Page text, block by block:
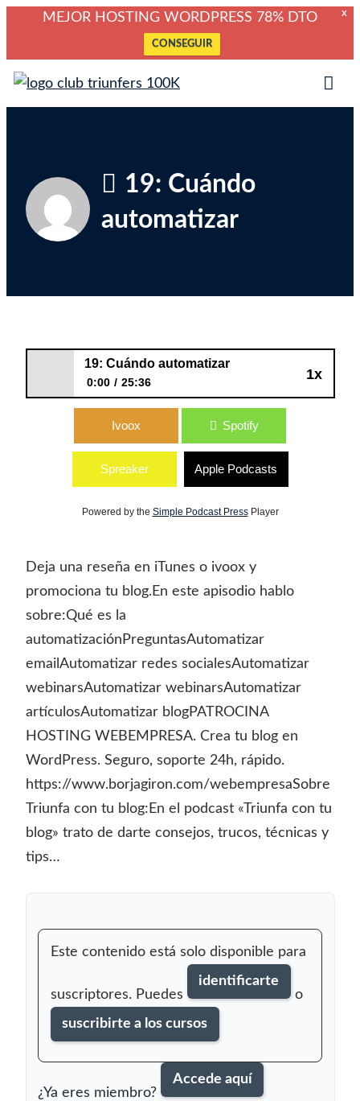
X
MEJOR HOSTING WORDPRESS 78% DTO
CONSEGUIR
Saltar
Club Triunfers
Club de Emprendedores Online
19: Cuándo
automatizar
1x
19: Cuándo automatizar
0:00 25:36
19: Cuándo automatizar
Ivoox Spotify
Spreaker Apple Podcasts
Powered by the Simple Podcast PressPlayer
Deja una reseña en iTunes o ivoox y
promociona tu blog.En este apisodio hablo
sobre:Qué es la
automatizaciónPreguntasAutomatizar
emailAutomatizar redes socialesAutomatizar
webinarsAutomatizar webinarsAutomatizar
artículosAutomatizar blogPATROCINA
HOSTING WEBEMPRESA. Crea tu blog en
WordPress. Seguro, soporte 24h, rápido.
https://www.borjagiron.com/webempresaSobre
Triunfa con tu blog:En el podcast «Triunfa con tu
blog» trato de darte consejos, trucos, técnicas y
tips…
Este contenido está solo disponible para
suscriptores. Puedes
identificarte
o
suscribirte a los cursos
¿Ya eres miembro?
Accede aquí